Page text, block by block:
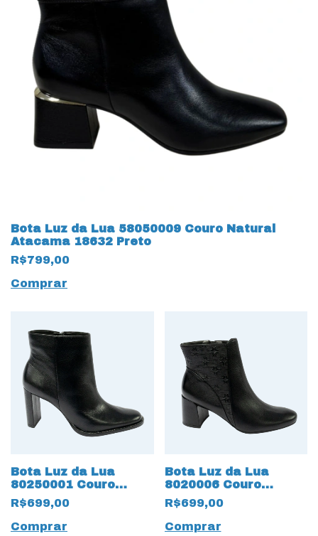
Bota Luz da Lua 58050009 Couro Natural
Atacama 18632 Preto
R$799,00
Comprar
Bota Luz da Lua
80250001 Couro
Natural Saara 15667
Preto
R$699,00
Comprar
Bota Luz da Lua
8020006 Couro
Natural Saara Lunati
15665 Preto
R$699,00
Comprar